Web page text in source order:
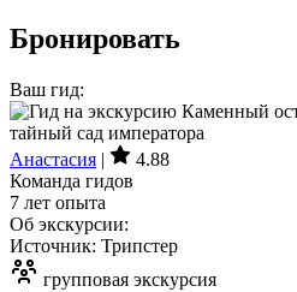
Бронировать
Ваш гид:
Анастасия |
4.88
Команда гидов
7 лет опыта
Об экскурсии:
Источник: Трипстер
групповая экскурсия